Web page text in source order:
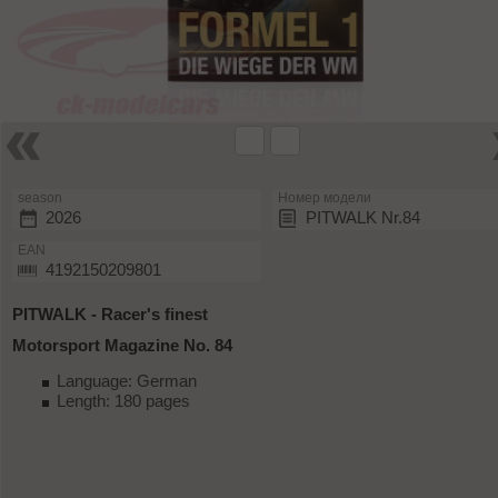
season
2026
Номер модели
PITWALK Nr.84
EAN
4192150209801
PITWALK - Racer's finest
Motorsport Magazine No. 84
Language: German
Length: 180 pages